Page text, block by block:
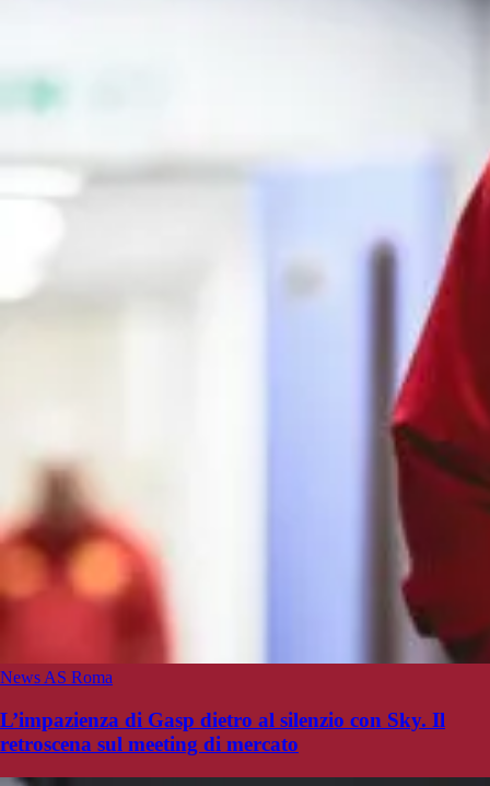
News AS Roma
L’impazienza di Gasp dietro al silenzio con Sky. Il
retroscena sul meeting di mercato